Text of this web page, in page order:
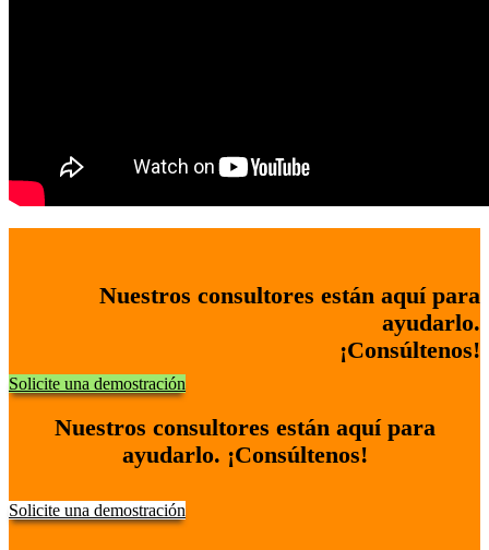
Nuestros consultores están aquí para
ayudarlo.
¡Consúltenos!
Solicite una demostración
Nuestros consultores están aquí para
ayudarlo. ¡Consúltenos!
Solicite una demostración